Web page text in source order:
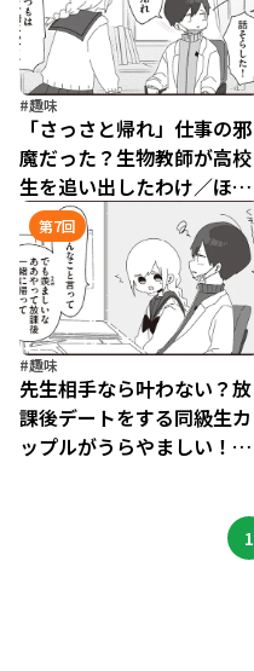
#趣味
「さっさと帰れ」仕事の邪
魔だった？生物教師が高校
生を追い出したわけ／ほむ
ら先生はたぶんモテない
3（5）
第7回
#趣味
先生相手なら叶わない？放
課後デートをする同級生カ
ップルがうらやましい！／
1